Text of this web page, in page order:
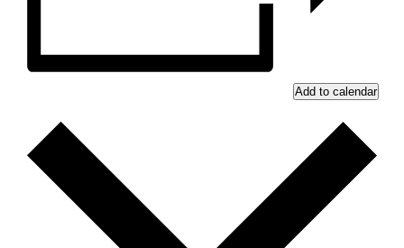
Add to calendar